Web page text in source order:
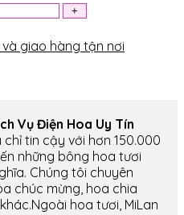
giao hàng tận nơi
Vụ Điện Hoa Uy Tín
tin cậy với hơn 150.000
những bông hoa tươi
Chúng tôi chuyên
chúc mừng, hoa chia
hoa tươi, MiLan